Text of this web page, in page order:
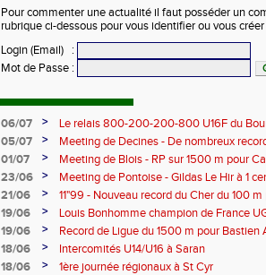
Pour commenter une actualité il faut posséder un
rubrique ci-dessous pour vous identifier ou vous
Login (Email)
:
Mot de Passe :
06/07 >
Le relais 800-200-200-800 U16F du
champion de France
05/07 >
Meeting de Decines - De nombreux
01/07
>
Meeting de Blois - RP sur 1500 m pour
23/06
>
Meeting de Pontoise - Gildas Le Hir à 1
Cher sur 800 m
21/06 >
11"99 - Nouveau record du Cher du 100
19/06
>
Louis Bonhomme champion de France
5'45"83
19/06 >
Record de Ligue du 1500 m pour
18/06
>
Intercomités U14/U16 à Saran
18/06
>
1ère journée régionaux à St Cyr